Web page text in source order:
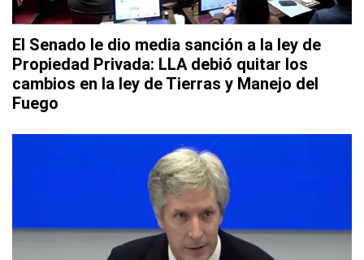
El Senado le dio media sanción a la ley de
Propiedad Privada: LLA debió quitar los
cambios en la ley de Tierras y Manejo del
Fuego